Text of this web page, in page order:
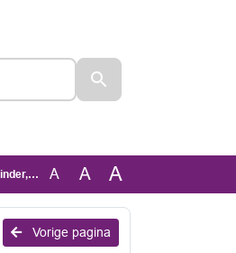
A A A
Vorige pagina